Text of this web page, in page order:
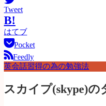
Tweet
B!
はてブ
Pocket
Feedly
英会話習得の為の勉強法
スカイプ(skype)の